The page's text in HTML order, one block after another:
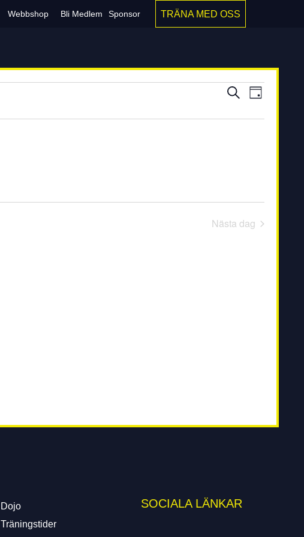
Webbshop Bli Medlem Sponsor TRÄNA MED OSS
Search
Sök Dag
Nästa dag
Dojo
Träningstider
SOCIALA LÄNKAR